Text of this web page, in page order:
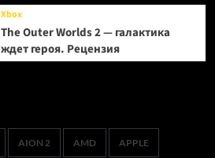
Xbox
The Outer Worlds 2 — галактика
ждет героя. Рецензия
AION 2 AMD APPLE